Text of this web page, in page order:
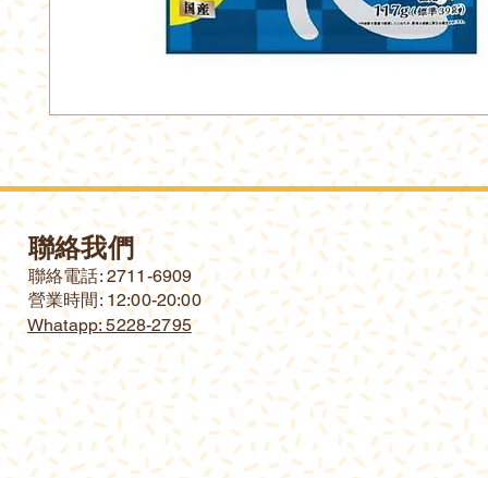
聯絡我們
​聯絡電話: 2711-6909
營業時間: 12:00-20:00
Whatapp: 5228-2795